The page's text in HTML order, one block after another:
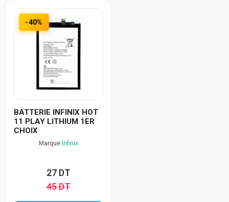
-40%
BATTERIE INFINIX HOT
11 PLAY LITHIUM 1ER
CHOIX
Marque Infinix
27 DT
45 DT